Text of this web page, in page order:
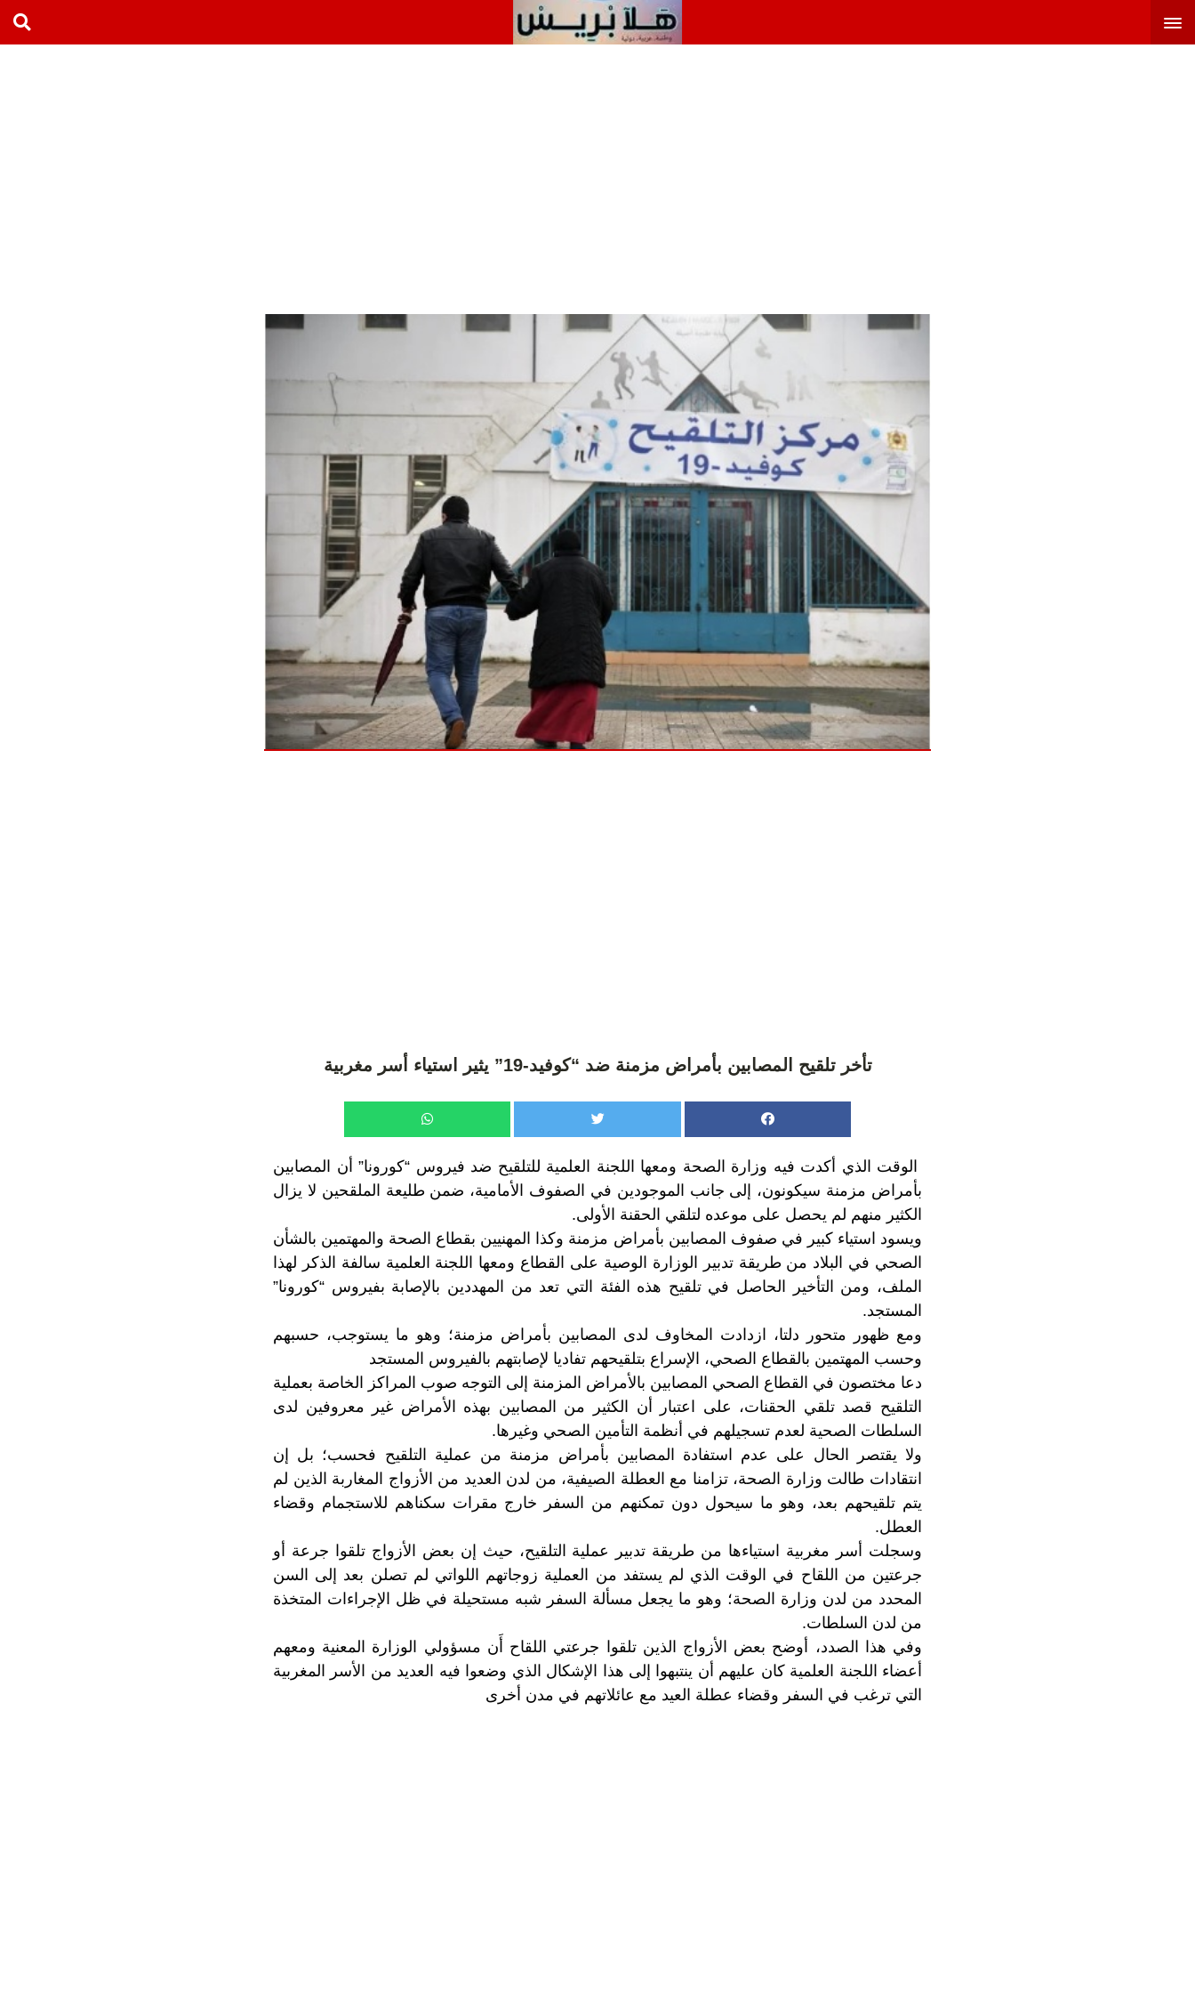
تأخر تلقيح المصابين بأمراض مزمنة ضد “كوفيد-19” يثير استياء أسر مغربية
الوقت الذي أكدت فيه وزارة الصحة ومعها اللجنة العلمية للتلقيح ضد فيروس “كورونا” أن المصابين
بأمراض مزمنة سيكونون، إلى جانب الموجودين في الصفوف الأمامية، ضمن طليعة الملقحين لا يزال
الكثير منهم لم يحصل على موعده لتلقي الحقنة الأولى.
ويسود استياء كبير في صفوف المصابين بأمراض مزمنة وكذا المهنيين بقطاع الصحة والمهتمين بالشأن
الصحي في البلاد من طريقة تدبير الوزارة الوصية على القطاع ومعها اللجنة العلمية سالفة الذكر لهذا
الملف، ومن التأخير الحاصل في تلقيح هذه الفئة التي تعد من المهددين بالإصابة بفيروس “كورونا”
المستجد.
ومع ظهور متحور دلتا، ازدادت المخاوف لدى المصابين بأمراض مزمنة؛ وهو ما يستوجب، حسبهم
وحسب المهتمين بالقطاع الصحي، الإسراع بتلقيحهم تفاديا لإصابتهم بالفيروس المستجد
دعا مختصون في القطاع الصحي المصابين بالأمراض المزمنة إلى التوجه صوب المراكز الخاصة بعملية
التلقيح قصد تلقي الحقنات، على اعتبار أن الكثير من المصابين بهذه الأمراض غير معروفين لدى
السلطات الصحية لعدم تسجيلهم في أنظمة التأمين الصحي وغيرها.
ولا يقتصر الحال على عدم استفادة المصابين بأمراض مزمنة من عملية التلقيح فحسب؛ بل إن
انتقادات طالت وزارة الصحة، تزامنا مع العطلة الصيفية، من لدن العديد من الأزواج المغاربة الذين لم
يتم تلقيحهم بعد، وهو ما سيحول دون تمكنهم من السفر خارج مقرات سكناهم للاستجمام وقضاء
العطل.
وسجلت أسر مغربية استياءها من طريقة تدبير عملية التلقيح، حيث إن بعض الأزواج تلقوا جرعة أو
جرعتين من اللقاح في الوقت الذي لم يستفد من العملية زوجاتهم اللواتي لم تصلن بعد إلى السن
المحدد من لدن وزارة الصحة؛ وهو ما يجعل مسألة السفر شبه مستحيلة في ظل الإجراءات المتخذة
من لدن السلطات.
وفي هذا الصدد، أوضح بعض الأزواج الذين تلقوا جرعتي اللقاح أَن مسؤولي الوزارة المعنية ومعهم
أعضاء اللجنة العلمية كان عليهم أن ينتبهوا إلى هذا الإشكال الذي وضعوا فيه العديد من الأسر المغربية
التي ترغب في السفر وقضاء عطلة العيد مع عائلاتهم في مدن أخرى